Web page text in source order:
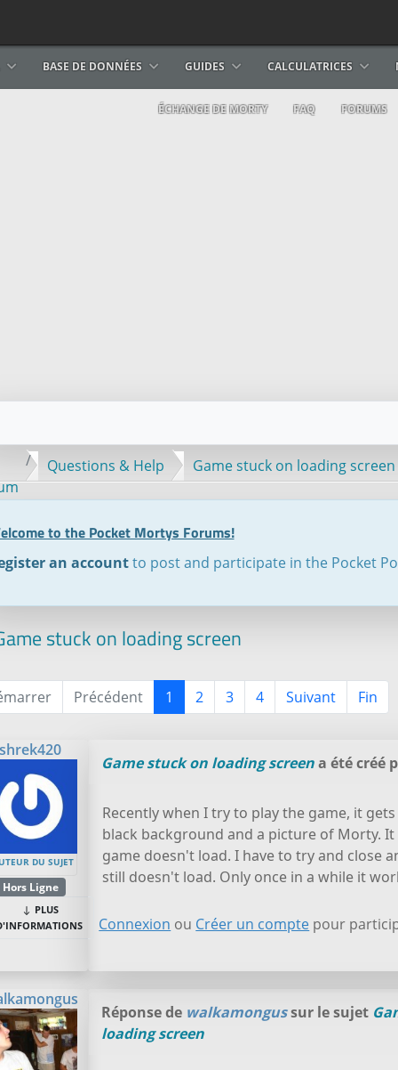
BASE DE DONNÉES GUIDES CALCULATRICES
ÉCHANGE DE MORTY FAQ FORUMS
Questions & Help Game stuck on loading screen
to the Pocket Mortys Forums!
an accountto post and participate in the Pocket
stuck on loading screen
Précédent 1 2 3 4 Suivant Fin
shrek420
DU SUJET
Hors Ligne
PLUS
Game stuck on loading screena été créé
Recently when I try to play the game, it
black background and a picture of Morty.
game doesn't load. I have to try and close
still doesn't load. Only once in a while it
Connexion ou Créer un compte pour
Réponse de walkamongussur le sujet
loading screen